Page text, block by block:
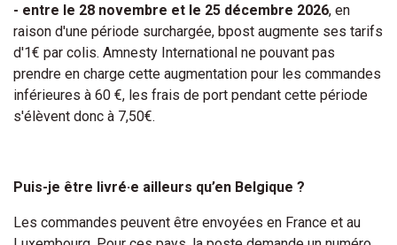
- entre le 28 novembre et le 25 décembre 2026, en
raison d'une période surchargée, bpost augmente ses tarifs
d'1€ par colis. Amnesty International ne pouvant pas
prendre en charge cette augmentation pour les commandes
inférieures à 60 €, les frais de port pendant cette période
s'élèvent donc à 7,50€.
Puis-je être livré·e ailleurs qu’en Belgique ?
Les commandes peuvent être envoyées en France et au